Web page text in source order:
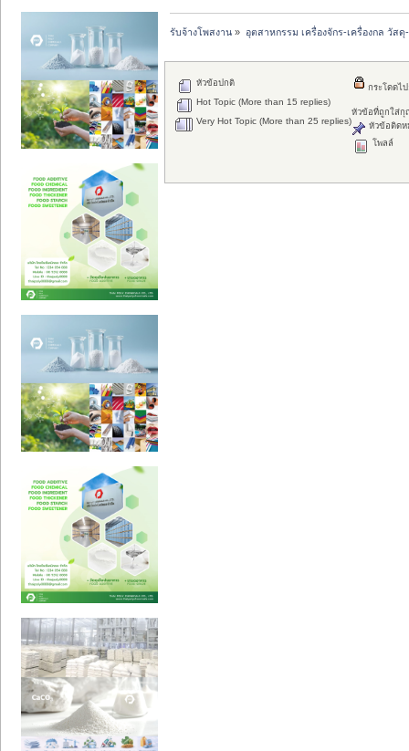
รับจ้างโพสงาน » อุตสาหกรรม เครื่องจักร-เครื่องกล วัส
กระโดดไ
หัวข้อปกติ
Hot Topic (More than 15 replies)
Very Hot Topic (More than 25 replies)
หัวข้อที่ถูกใส่กุ
หัวข้อติดห
โพลล์